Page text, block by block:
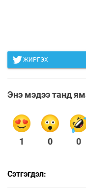
ЖИРГЭХ
Энэ мэдээ танд
1 0 0
Сэтгэгдэл: